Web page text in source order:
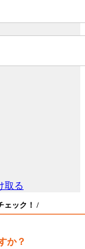
ェック！ /
か？